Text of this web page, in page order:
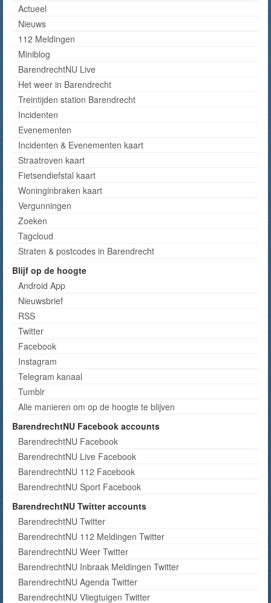
Actueel
Nieuws
112 Meldingen
Miniblog
BarendrechtNU Live
Het weer in Barendrecht
Treintijden station Barendrecht
Incidenten
Evenementen
Incidenten & Evenementen kaart
Straatroven kaart
Fietsendiefstal kaart
Woninginbraken kaart
Vergunningen
Zoeken
Tagcloud
Straten & postcodes in Barendrecht
Blijf op de hoogte
Android App
Nieuwsbrief
RSS
Twitter
Facebook
Instagram
Telegram kanaal
Tumblr
Alle manieren om op de hoogte te blijven
BarendrechtNU Facebook accounts
BarendrechtNU Facebook
BarendrechtNU Live Facebook
BarendrechtNU 112 Facebook
BarendrechtNU Sport Facebook
BarendrechtNU Twitter accounts
BarendrechtNU Twitter
BarendrechtNU 112 Meldingen Twitter
BarendrechtNU Weer Twitter
BarendrechtNU Inbraak Meldingen Twitter
BarendrechtNU Agenda Twitter
BarendrechtNU Vliegtuigen Twitter